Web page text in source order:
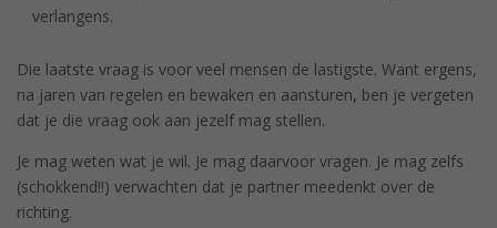
verlangens.
Die laatste vraag is voor veel mensen de lastigste. Want ergens,
na jaren van regelen en bewaken en aansturen, ben je vergeten
dat je die vraag ook aan jezelf mag stellen.
Je mag weten wat je wil. Je mag daarvoor vragen. Je mag zelfs
(schokkend!!) verwachten dat je partner meedenkt over de
richting.